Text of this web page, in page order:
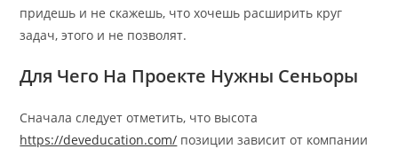
придешь и не скажешь, что хочешь расширить круг
задач, этого и не позволят.
Для Чего На Проекте Нужны Сеньоры
Сначала следует отметить, что высота
https://deveducation.com/ позиции зависит от компании